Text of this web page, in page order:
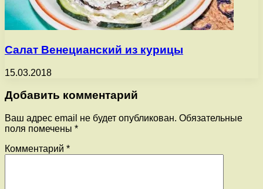
Салат Венецианский из курицы
15.03.2018
Добавить комментарий
Ваш адрес email не будет опубликован. Обязательные
поля помечены *
Комментарий *